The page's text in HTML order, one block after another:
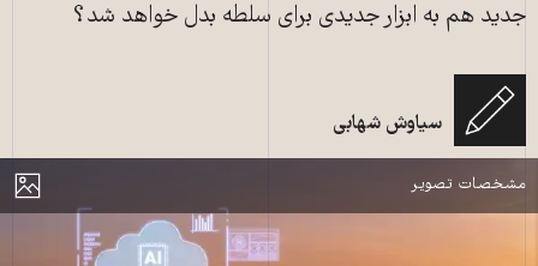
جدید هم به ابزار جدیدی برای سلطه بدل خواهد شد؟
سیاوش شهابی
نمایش
مشخصات تصویر
پهپاد نظارتی، کشتی نفتکش را با پوشش هوش مصنوعی در دریا اسکن می‌کند.